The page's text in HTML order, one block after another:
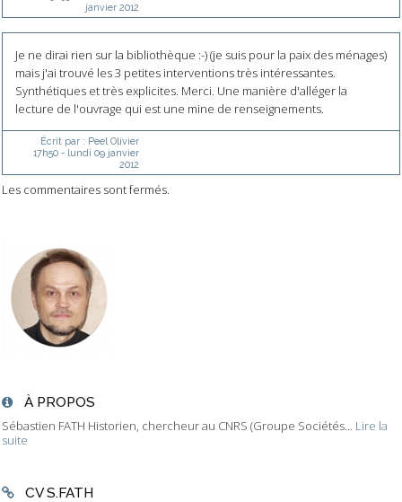
À PROPOS
Sébastien FATH Historien, chercheur au CNRS (Groupe Sociétés... Lire la
suite
CV S.FATH
janvier 2012
Je ne dirai rien sur la bibliothèque :-) (je suis pour la paix des ménages)
mais j'ai trouvé les 3 petites interventions très intéressantes.
Synthétiques et très explicites. Merci. Une manière d'alléger la
lecture de l'ouvrage qui est une mine de renseignements.
Écrit par : Peel Olivier
17h50- lundi 09 janvier
2012
Les commentaires sont fermés.